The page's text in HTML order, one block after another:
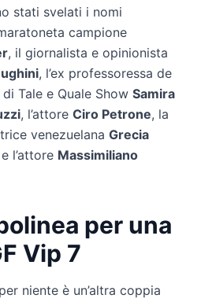
stati svelati i nomi
campione
, il giornalista e opinionista
, l’ex professoressa de
Tale e Quale Show Samira
, l’attore Ciro Petrone, la
venezuelana Grecia
l’attore Massimiliano
per una
Vip 7
niente è un’altra coppia